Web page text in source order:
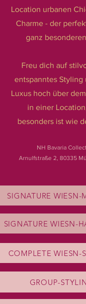
Location urbanen
Charme - der
ganz
Freu dich auf
entspanntes Styling
Luxus hoch über
in einer
besonders ist wie
NH Bavaria
Arnulfstraße 2, 80335
SIGNATURE WIESN-
SIGNATURE WIESN-
COMPLETE WIESN-
GROUP-